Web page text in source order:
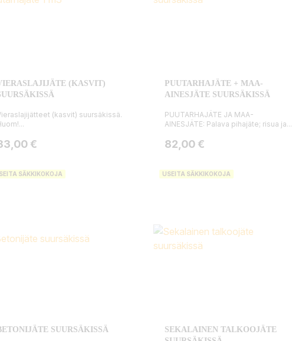
(KASVIT)
(kasvit) suursäkissä.
€
PUUTARHAJÄTE + MAA-
AINESJÄTE SUURSÄKISSÄ
PUUTARHAJÄTE JA MAA-
AINESJÄTE: Palava pihajäte; risua ja...
Hinta
82,00 €
SÄKKIKOKOJA
SUURSÄKISSÄ
USEITA SÄKKIKOKOJA
SEKALAINEN TALKOOJÄTE